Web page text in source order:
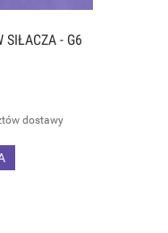
SIŁACZA - G6
dostawy